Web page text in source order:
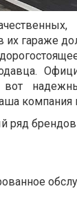
их гараже
компания
ряд